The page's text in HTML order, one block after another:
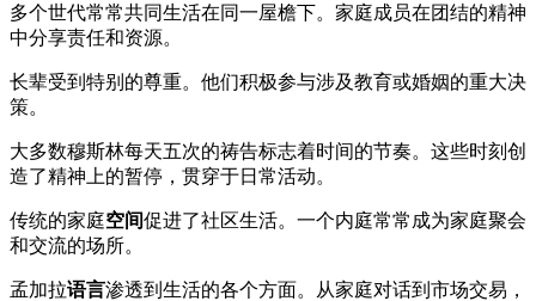
多个世代常常共同生活在同一屋檐下。家庭成员在团结的精神
中分享责任和资源。
长辈受到特别的尊重。他们积极参与涉及教育或婚姻的重大决
策。
大多数穆斯林每天五次的祷告标志着时间的节奏。这些时刻创
造了精神上的暂停，贯穿于日常活动。
传统的家庭空间促进了社区生活。一个内庭常常成为家庭聚会
和交流的场所。
孟加拉语言渗透到生活的各个方面。从家庭对话到市场交易，